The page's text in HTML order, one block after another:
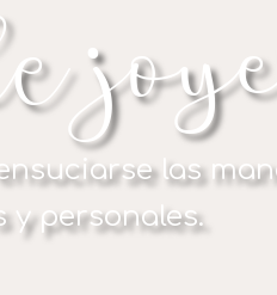
las
y personales.